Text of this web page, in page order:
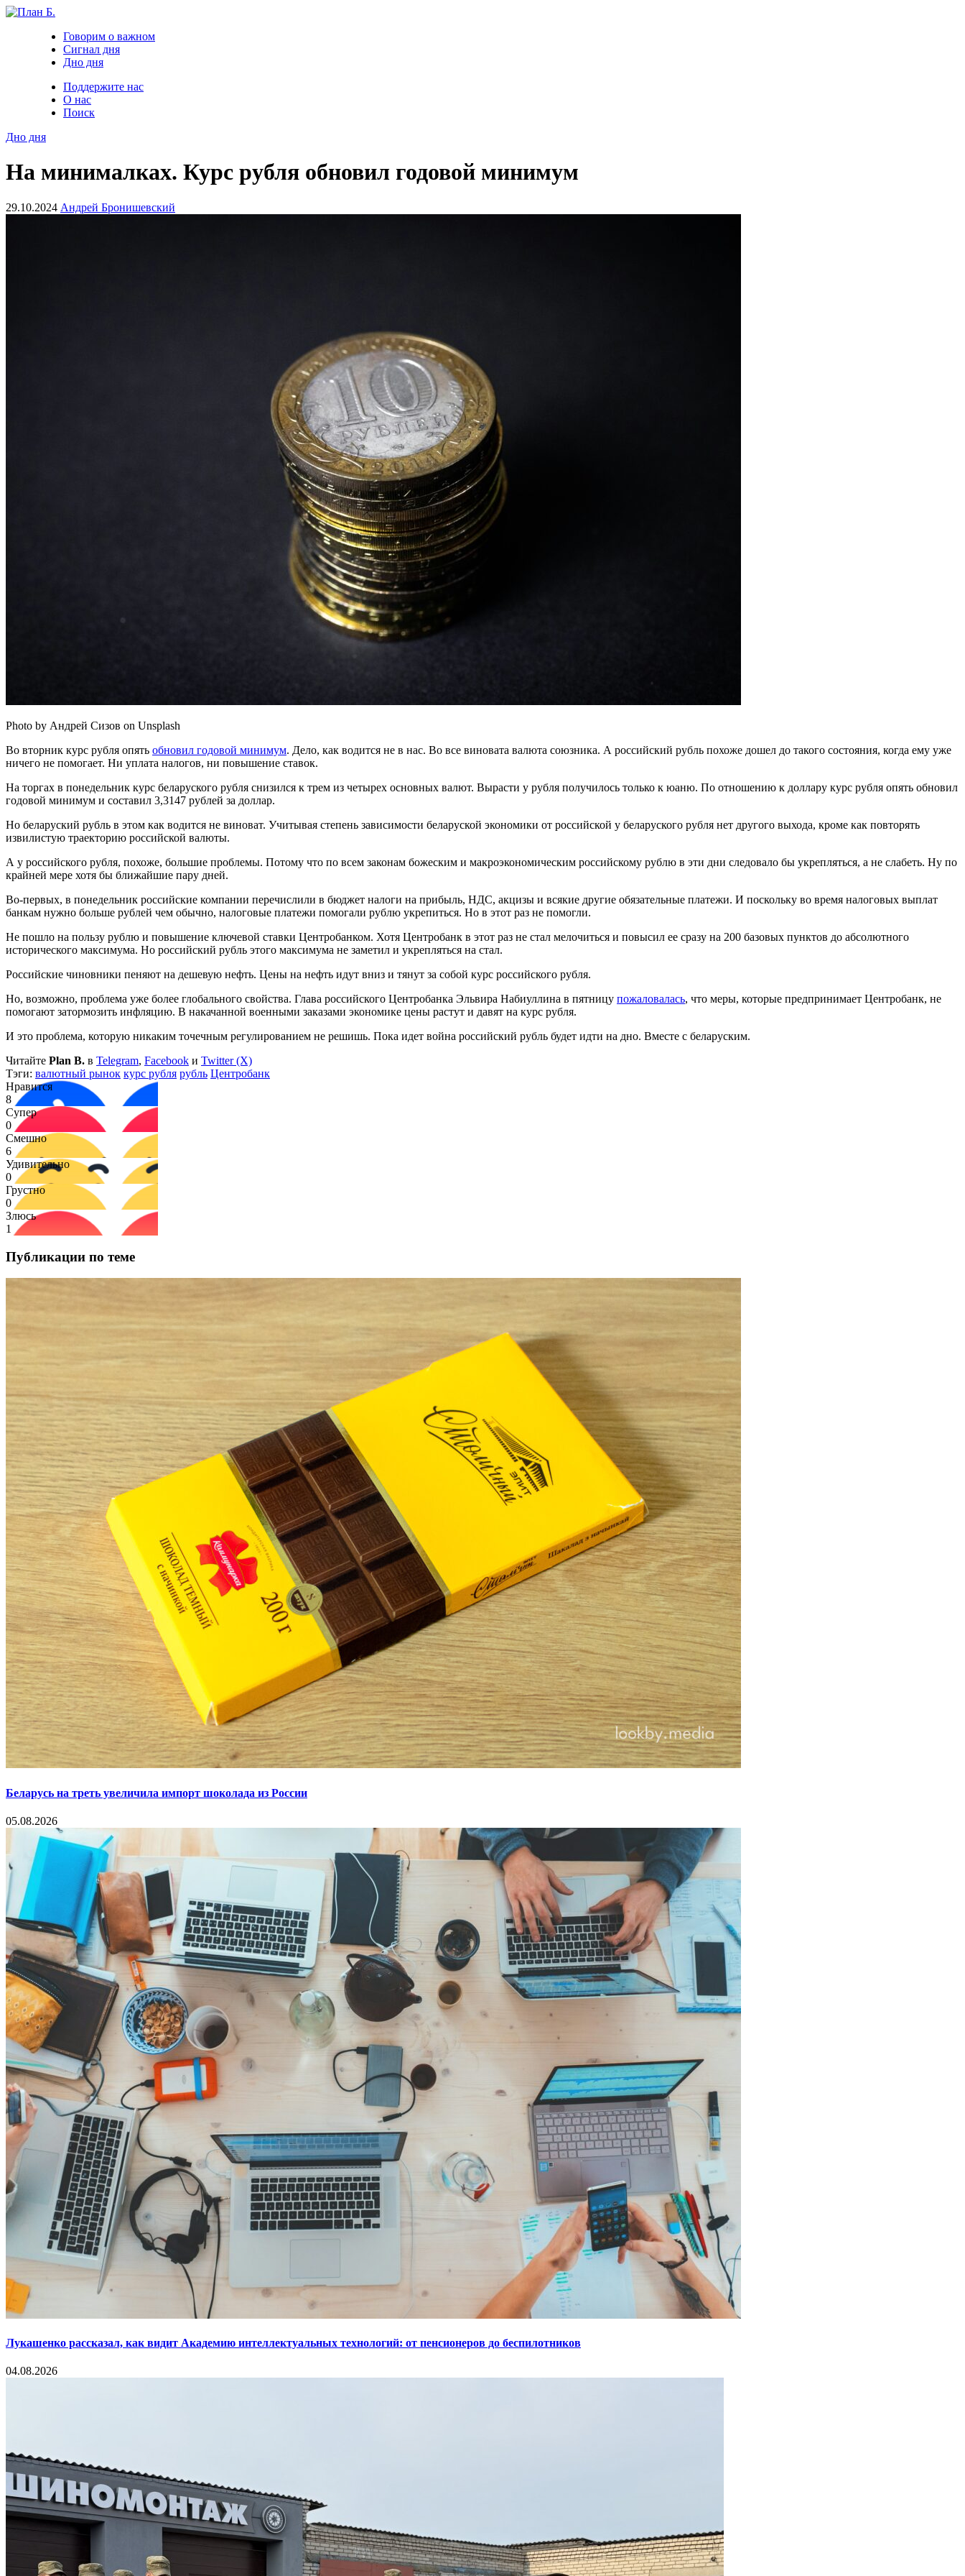
Говорим о важном
Сигнал дня
Дно дня
Поддержите нас
О нас
Поиск
Дно дня
На минималках. Курс рубля обновил годовой минимум
29.10.2024 Андрей Бронишевский
Photo by Андрей Сизов on Unsplash
Во вторник курс рубля опять обновил годовой минимум. Дело, как водится не в нас. Во все виновата валюта союзника. А российский рубль похоже дошел до такого состояния, когда ему уже
ничего не помогает. Ни уплата налогов, ни повышение ставок.
На торгах в понедельник курс беларуского рубля снизился к трем из четырех основных валют. Вырасти у рубля получилось только к юаню. По отношению к доллару курс рубля опять обновил
годовой минимум и составил 3,3147 рублей за доллар.
Но беларуский рубль в этом как водится не виноват. Учитывая степень зависимости беларуской экономики от российской у беларуского рубля нет другого выхода, кроме как повторять
извилистую траекторию российской валюты.
А у российского рубля, похоже, большие проблемы. Потому что по всем законам божеским и макроэкономическим российскому рублю в эти дни следовало бы укрепляться, а не слабеть. Ну по
крайней мере хотя бы ближайшие пару дней.
Во-первых, в понедельник российские компании перечислили в бюджет налоги на прибыль, НДС, акцизы и всякие другие обязательные платежи. И поскольку во время налоговых выплат
банкам нужно больше рублей чем обычно, налоговые платежи помогали рублю укрепиться. Но в этот раз не помогли.
Не пошло на пользу рублю и повышение ключевой ставки Центробанком. Хотя Центробанк в этот раз не стал мелочиться и повысил ее сразу на 200 базовых пунктов до абсолютного
исторического максимума. Но российский рубль этого максимума не заметил и укрепляться на стал.
Российские чиновники пеняют на дешевую нефть. Цены на нефть идут вниз и тянут за собой курс российского рубля.
Но, возможно, проблема уже более глобального свойства. Глава российского Центробанка Эльвира Набиуллина в пятницу пожаловалась, что меры, которые предпринимает Центробанк, не
помогают затормозить инфляцию. В накачанной военными заказами экономике цены растут и давят на курс рубля.
И это проблема, которую никаким точечным регулированием не решишь. Пока идет война российский рубль будет идти на дно. Вместе с беларуским.
Читайте Plan B. в Telegram, Facebook и Twitter (X)
Тэги: валютный рынок курс рубля рубль Центробанк
Нравится
8
Супер
0
Смешно
6
Удивительно
0
Грустно
0
Злюсь
1
Публикации по теме
Беларусь на треть увеличила импорт шоколада из России
05.08.2026
Лукашенко рассказал, как видит Академию интеллектуальных технологий: от пенсионеров до беспилотников
04.08.2026